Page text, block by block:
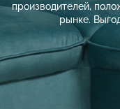
производителей,
рынке.